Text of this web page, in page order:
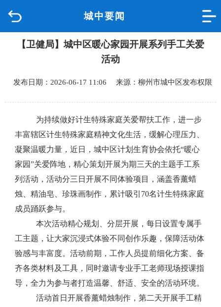
城中要闻
品质城中
政府信息公开
互动回应
数据专题
【卫健局】城中区暖心家园开展系列手工关爱
活动
发布日期：2026-06-17 11:06 来源：柳州市城中区发布权限
为持续做好计生特殊家庭关爱帮扶工作，进一步
丰富辖区计生特殊家庭精神文化生活，缓解心理压力、
凝聚温暖力量，近日，城中区计划生育协会依托“暖心
家园”关爱阵地，精心策划开展为期三天的主题手工系
列活动，活动分三日开展不同体验项目，涵盖香薰蜡
烛、精油皂、珍珠画制作，累计吸引70名计生特殊家庭
成员踊跃参与。
本次活动精心规划、分层开展，每日设置专属手
工主题，让大家沉浸式体验不同创作乐趣，保障活动体
验感与丰富度。活动前期，工作人员提前细化方案、备
齐各类材料及工具，同时邀请专业手工老师现场授课指
导，全力为参与者打造温馨、舒适、安全的活动环境。
活动首日开展香薰蜡烛制作，第二天开展手工精